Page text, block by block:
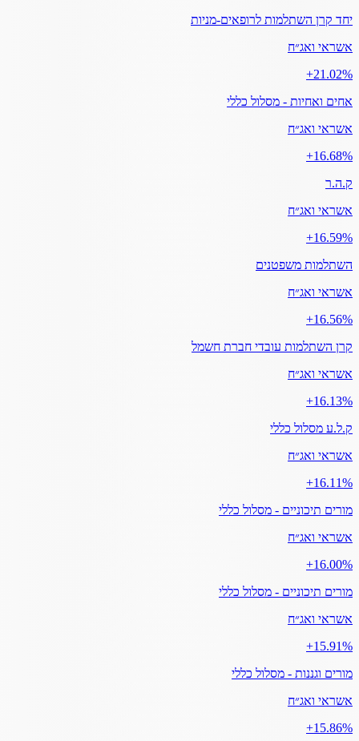
יחד קרן השתלמות לרופאים-מניות
אשראי ואג״ח
‎+21.02%
אחים ואחיות - מסלול כללי
אשראי ואג״ח
‎+16.68%
ק.ה.ר
אשראי ואג״ח
‎+16.59%
השתלמות משפטנים
אשראי ואג״ח
‎+16.56%
קרן השתלמות עובדי חברת חשמל
אשראי ואג״ח
‎+16.13%
ק.ל.ע מסלול כללי
אשראי ואג״ח
‎+16.11%
מורים תיכוניים - מסלול כללי
אשראי ואג״ח
‎+16.00%
מורים תיכוניים - מסלול כללי
אשראי ואג״ח
‎+15.91%
מורים וגננות - מסלול כללי
אשראי ואג״ח
‎+15.86%